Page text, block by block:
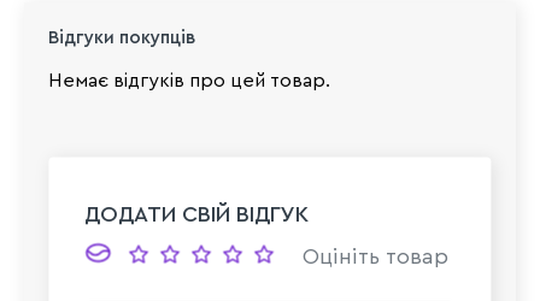
Відгуки покупців
Немає відгуків про цей товар.
ДОДАТИ СВІЙ ВІДГУК
Оцініть товар